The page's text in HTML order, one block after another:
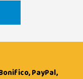
PayPal,